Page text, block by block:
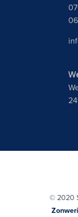
© 2020